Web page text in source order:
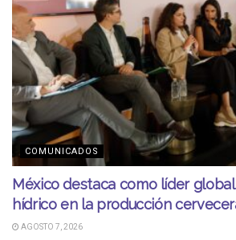
COMUNICADOS
México destaca como líder
hídrico en la producción
AGOSTO 7, 2026